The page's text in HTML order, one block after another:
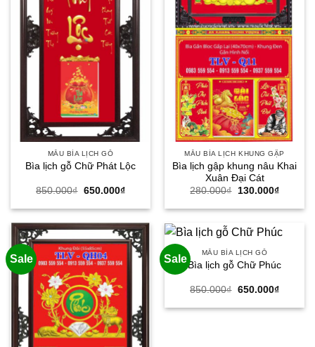
MẪU BÌA LỊCH GỖ
Bìa lịch gỗ Chữ Phát Lộc
850.000₫ Giá
là:
650.000₫Giá
tại
650.000₫.
MẪU BÌA LỊCH KHUNG GẬP
Bìa lịch gập khung nâu Khai
Xuân Đại Cát
280.000₫
Giá
là:
130.000₫Giá
tại
Sale Sale
MẪU BÌA LỊCH GỖ
Bìa lịch gỗ Chữ Phúc
850.000₫ Giá
là:
650.000₫Giá
tại